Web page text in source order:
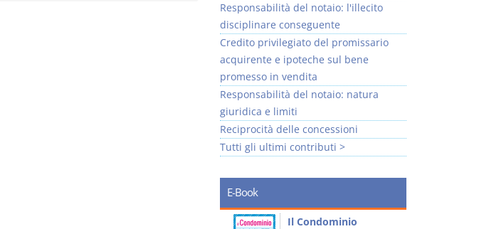
Responsabilità del notaio: l'illecito
disciplinare conseguente
Credito privilegiato del promissario
acquirente e ipoteche sul bene
promesso in vendita
Responsabilità del notaio: natura
giuridica e limiti
Reciprocità delle concessioni
Tutti gli ultimi contributi >
E-Book
Il Condominio